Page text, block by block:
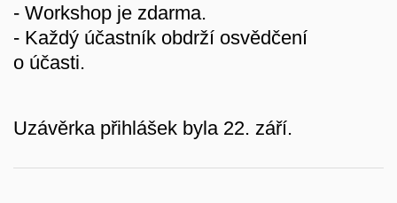
- Workshop je zdarma.
- Každý účastník obdrží osvědčení
o účasti.
Uzávěrka přihlášek byla 22. září.